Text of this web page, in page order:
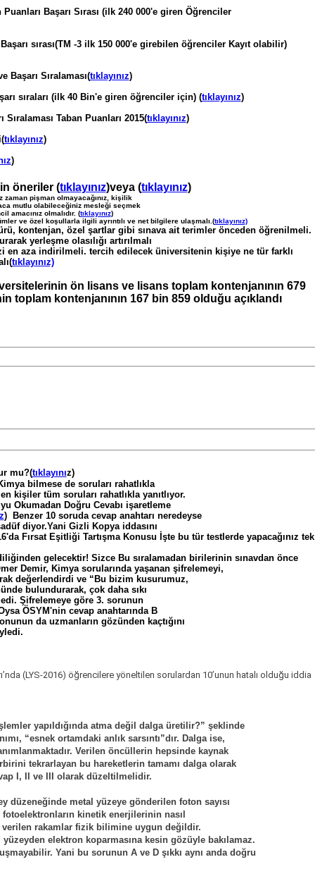
Başarı Sırası (ilk 240 000'e giren Öğrenciler
sırası(TM -3 ilk 150 000'e girebilen öğrenciler Kayıt olabilir)
Başarı Sıralaması(tıklayınız)
sıraları (ilk 40 Bin'e giren öğrenciler için) (tıklayınız)
Taban Puanları 2015(tıklayınız)
tıklayınız)
)
öneriler (tıklayınız)veya (tıklayınız)
pişman olmayacağınız, kişilik
mutlu olabileceğiniz mesleği seçmek
amacınız olmalıdır. (tıklayınız)
ve özel koşullarla ilgili ayrıntılı ve net bilgilere ulaşmalı.(tıklayınız)
kontenjan, özel şartlar gibi sınava ait terimler önceden öğrenilmeli.
yerleşme olasılığı artırılmalı
en aza indirilmeli. tercih edilecek üniversitenin kişiye ne tür farklı
tıklayınız)
ön lisans ve lisans toplam kontenjanının 679
toplam kontenjanının 167 bin 859 olduğu açıklandı
mu?(tıklayınız)
bilmese de soruları rahatlıkla
kişiler tüm soruları rahatlıkla yanıtlıyor.
Okumadan Doğru Cevabı işaretleme
) Benzer 10 soruda cevap anahtarı neredeyse
diyor.Yani Gizli Kopya iddasını
Fırsat Eşitliği Tartışma Konusu İşte bu tür testlerde yapacağınız tek
gelecektir! Sizce Bu sıralamadan birilerinin sınavdan önce
Demir, Kimya sorularında yaşanan şifrelemeyi,
değerlendirdi ve “Bu bizim kusurumuz,
bulundurarak, çok daha sıkı
Şifrelemeye göre 3. sorunun
ÖSYM'nin cevap anahtarında B
da uzmanların gözünden kaçtığını
(LYS-2016) öğrencilere yöneltilen sorulardan 10’unun hatalı olduğu iddia
yapıldığında atma değil dalga üretilir?” şeklinde
“esnek ortamdaki anlık sarsıntı”dır. Dalga ise,
Verilen öncüllerin hepsinde kaynak
tekrarlayan bu hareketlerin tamamı dalga olarak
I, II ve III olarak düzeltilmelidir.
düzeneğinde metal yüzeye gönderilen foton sayısı
fotoelektronların kinetik enerjilerinin nasıl
verilen rakamlar fizik bilimine uygun değildir.
elektron koparmasına kesin gözüyle bakılamaz.
Yani bu sorunun A ve D şıkkı aynı anda doğru